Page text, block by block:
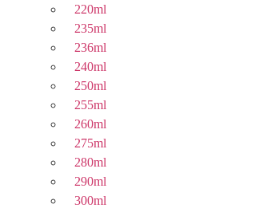
220ml
235ml
236ml
240ml
250ml
255ml
260ml
275ml
280ml
290ml
300ml